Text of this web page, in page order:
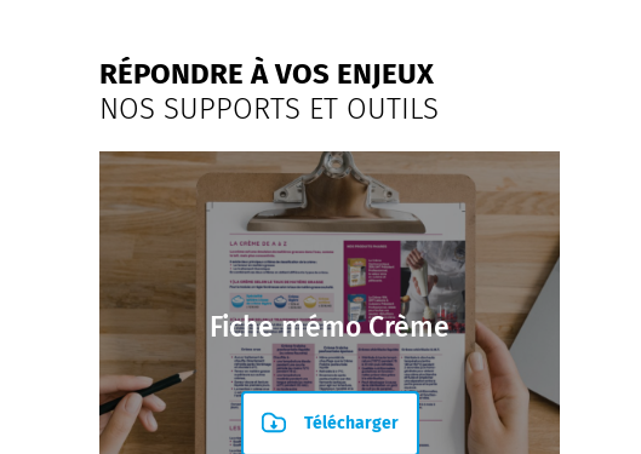
RÉPONDRE À VOS ENJEUX
NOS SUPPORTS ET OUTILS
Fiche mémo Crème
Télécharger